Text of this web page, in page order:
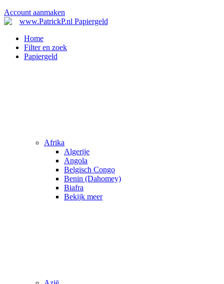
Account aanmaken
Home
Filter en zoek
Papiergeld
Afrika
Algerije
Angola
Belgisch Congo
Benin (Dahomey)
Biafra
Bekijk meer